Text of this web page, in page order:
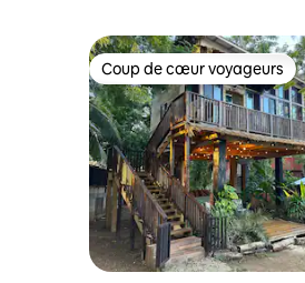
Coup de cœur voyageurs
Coup de cœur voyageurs